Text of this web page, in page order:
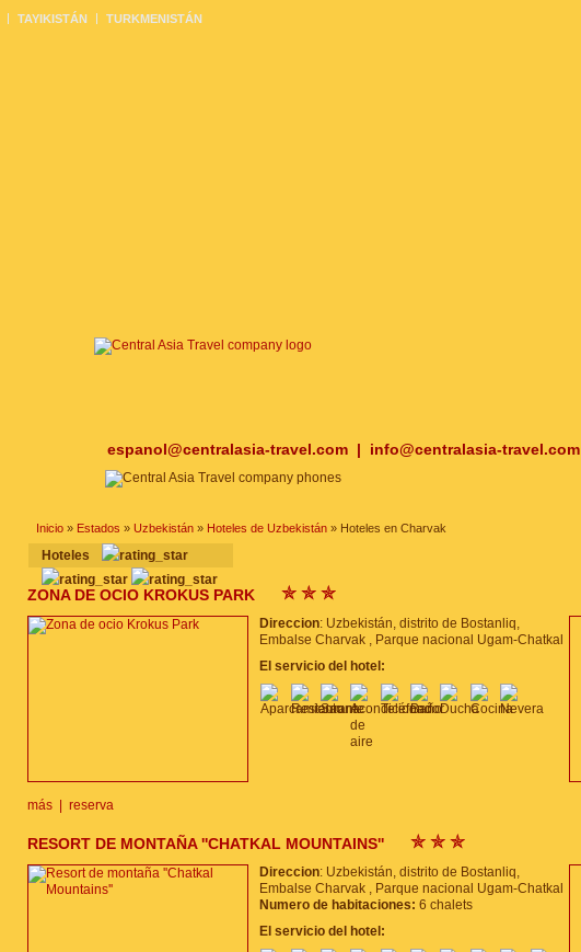
espanol@centralasia-travel.com | info@centralasia-travel.com
TAYIKISTÁN TURKMENISTÁN
Inicio » Estados » Uzbekistán » Hoteles de Uzbekistán » Hoteles en Charvak
hoteles
ZONA DE OCIO KROKUS PARK
Direccion: Uzbekistán, distrito de Bostanliq,
Embalse Charvak , Parque nacional Ugam-Chatkal
El servicio del hotel:
más reserva
RESORT DE MONTAÑA ''CHATKAL MOUNTAINS''
Direccion: Uzbekistán, distrito de Bostanliq,
Embalse Charvak , Parque nacional Ugam-Chatkal
Numero de habitaciones: 6 chalets
El servicio del hotel: